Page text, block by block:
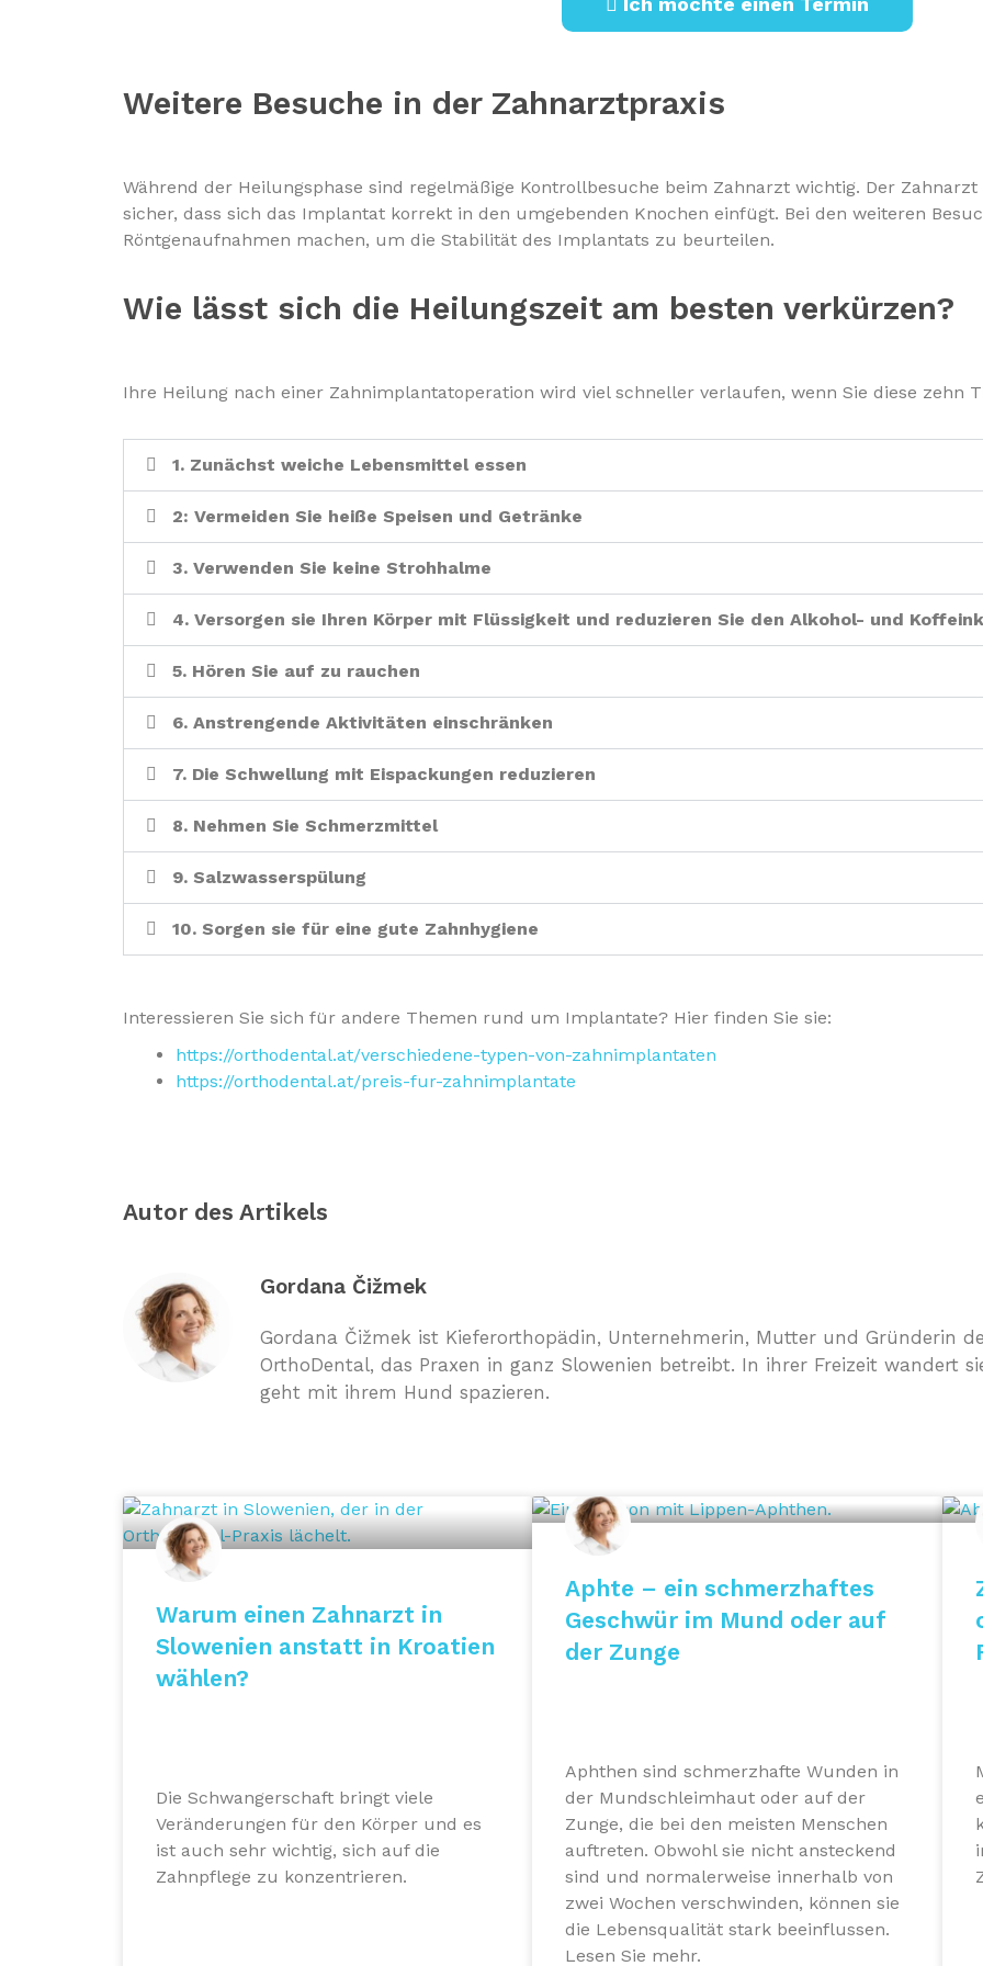
Weitere Besuche in der Zahnarztpraxis
Während der Heilungsphase sind regelmäßige Kontrollbesuche beim Zahnarzt wichtig. Der
sicher, dass sich das Implantat korrekt in den umgebenden Knochen einfügt. Bei den weiteren
Röntgenaufnahmen machen, um die Stabilität des Implantats zu beurteilen.
Wie lässt sich die Heilungszeit am besten verkürzen?
Ihre Heilung nach einer Zahnimplantatoperation wird viel schneller verlaufen, wenn Sie diese zehn
1. Zunächst weiche Lebensmittel essen
2: Vermeiden Sie heiße Speisen und Getränke
3. Verwenden Sie keine Strohhalme
4. Versorgen sie Ihren Körper mit Flüssigkeit und reduzieren Sie den Alkohol- und
5. Hören Sie auf zu rauchen
6. Anstrengende Aktivitäten einschränken
7. Die Schwellung mit Eispackungen reduzieren
8. Nehmen Sie Schmerzmittel
9. Salzwasserspülung
10. Sorgen sie für eine gute Zahnhygiene
Interessieren Sie sich für andere Themen rund um Implantate? Hier finden Sie sie:
https://orthodental.at/verschiedene-typen-von-zahnimplantaten
https://orthodental.at/preis-fur-zahnimplantate
Autor des Artikels
Gordana Čižmek
Gordana Čižmek ist Kieferorthopädin, Unternehmerin, Mutter und Gründerin
OrthoDental, das Praxen in ganz Slowenien betreibt. In ihrer Freizeit wandert
geht mit ihrem Hund spazieren.
Warum einen Zahnarzt in
Slowenien anstatt in Kroatien
wählen?
Die Schwangerschaft bringt viele
Veränderungen für den Körper und es
ist auch sehr wichtig, sich auf die
Zahnpflege zu konzentrieren.
Aphte – ein schmerzhaftes
Geschwür im Mund oder auf
der Zunge
Aphthen sind schmerzhafte Wunden in
der Mundschleimhaut oder auf der
Zunge, die bei den meisten Menschen
auftreten. Obwohl sie nicht ansteckend
sind und normalerweise innerhalb von
zwei Wochen verschwinden, können sie
die Lebensqualität stark beeinflussen.
Lesen Sie mehr.